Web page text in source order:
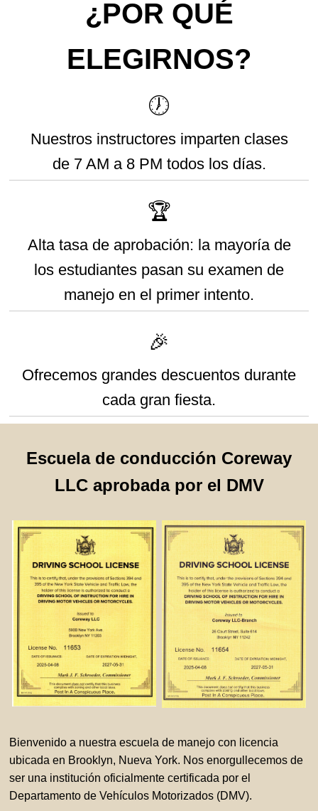
¿POR QUÉ
ELEGIRNOS?
🕖
Nuestros instructores imparten clases
de 7 AM a 8 PM todos los días.
🏆
Alta tasa de aprobación: la mayoría de
los estudiantes pasan su examen de
manejo en el primer intento.
🎉
Ofrecemos grandes descuentos durante
cada gran fiesta.
Escuela de conducción Coreway
LLC aprobada por el DMV
Bienvenido a nuestra escuela de manejo con licencia
ubicada en Brooklyn, Nueva York. Nos enorgullecemos de
ser una institución oficialmente certificada por el
Departamento de Vehículos Motorizados (DMV).